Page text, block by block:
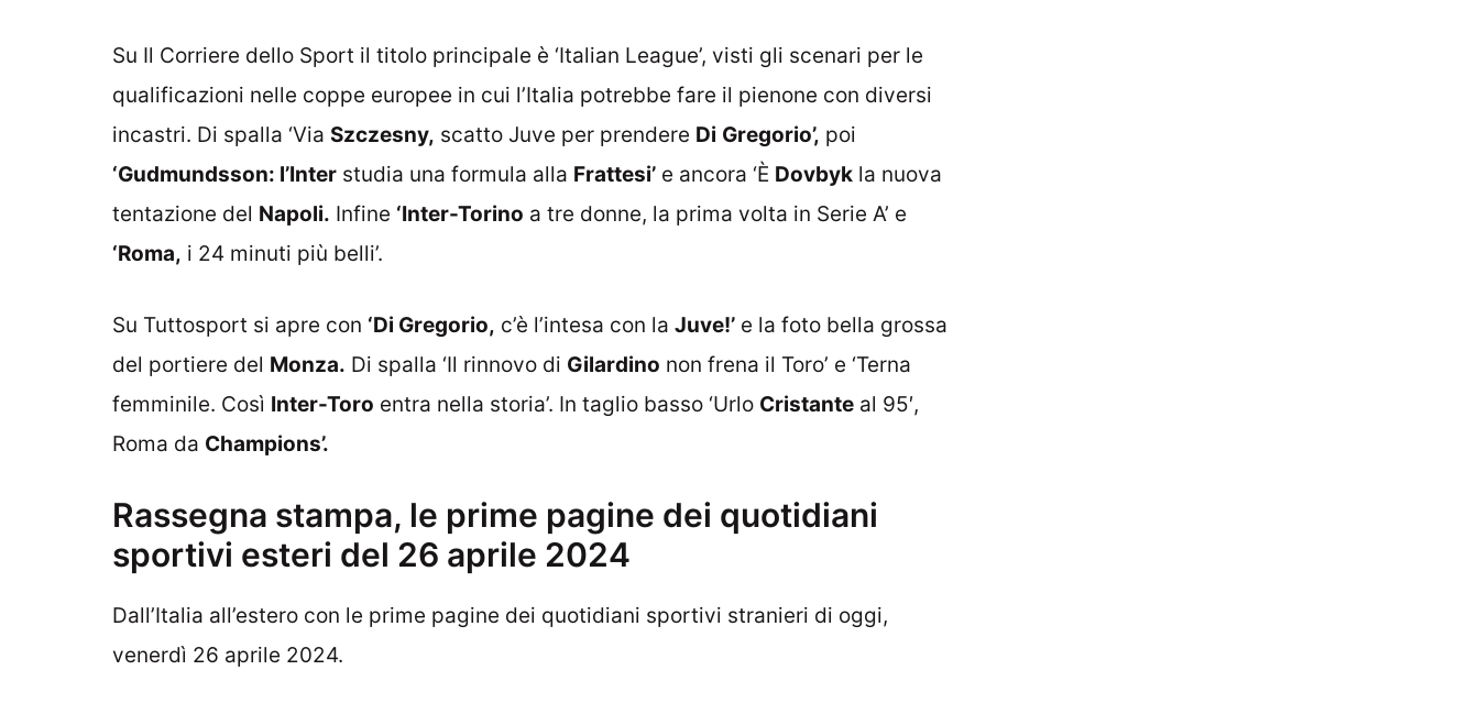
Su Il Corriere dello Sport il titolo principale è ‘Italian League’, visti gli scenari per le
qualificazioni nelle coppe europee in cui l’Italia potrebbe fare il pienone con diversi
incastri. Di spalla ‘Via Szczesny, scatto Juve per prendere Di Gregorio’, poi
‘Gudmundsson: l’Inter studia una formula alla Frattesi’ e ancora ‘È Dovbyk la nuova
tentazione del Napoli. Infine ‘Inter-Torino a tre donne, la prima volta in Serie A’ e
‘Roma, i 24 minuti più belli’.
Su Tuttosport si apre con ‘Di Gregorio, c’è l’intesa con la Juve!’ e la foto bella grossa
del portiere del Monza. Di spalla ‘Il rinnovo di Gilardino non frena il Toro’ e ‘Terna
femminile. Così Inter-Toro entra nella storia’. In taglio basso ‘Urlo Cristante al 95′,
Roma da Champions’.
Rassegna stampa, le prime pagine dei quotidiani
sportivi esteri del 26 aprile 2024
Dall’Italia all’estero con le prime pagine dei quotidiani sportivi stranieri di oggi,
venerdì 26 aprile 2024.